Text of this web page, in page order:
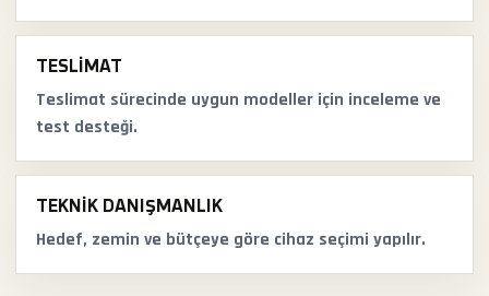
TESLIMAT
Teslimat sürecinde uygun modeller için inceleme ve
test desteği.
TEKNIK DANIŞMANLIK
Hedef, zemin ve bütçeye göre cihaz seçimi yapılır.